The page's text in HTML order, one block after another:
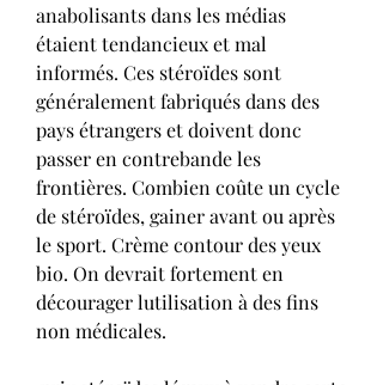
anabolisants dans les médias
étaient tendancieux et mal
informés. Ces stéroïdes sont
généralement fabriqués dans des
pays étrangers et doivent donc
passer en contrebande les
frontières. Combien coûte un cycle
de stéroïdes, gainer avant ou après
le sport. Crème contour des yeux
bio. On devrait fortement en
décourager lutilisation à des fins
non médicales.